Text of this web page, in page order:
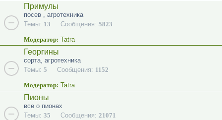
Примулы
посев , агротехника
Темы: 13 Сообщения: 5823
Модератор: Tatra
Георгины
сорта, агротехника
Темы: 5 Сообщения: 1152
Модератор: Tatra
Пионы
все о пионах
Темы: 35 Сообщения: 21071